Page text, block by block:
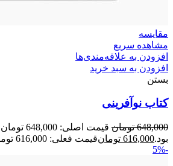
مقایسه
مشاهده سریع
افزودن به علاقه‌مندی‌ها
افزودن به سبد خرید
بستن
کتاب نوآفرینی
648,000 تومان
قیمت اصلی: 648,000 تومان
بود.616,000 تومانقیمت فعلی: 616,000 تومان.
-5%